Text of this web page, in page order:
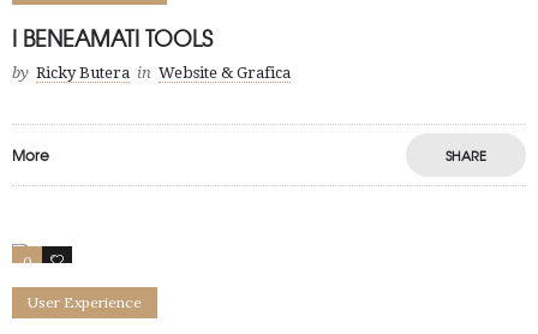
I BENEAMATI TOOLS
by Ricky Butera in Website & Grafica
More SHARE
0 44
User Experience